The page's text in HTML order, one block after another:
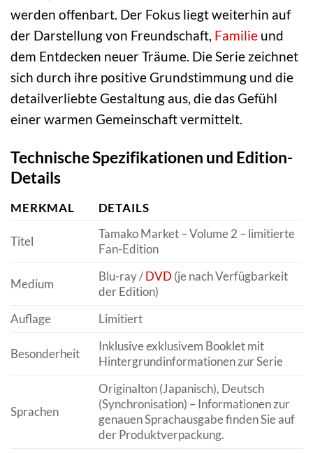
werden offenbart. Der Fokus liegt weiterhin auf
der Darstellung von Freundschaft, Familie und
dem Entdecken neuer Träume. Die Serie zeichnet
sich durch ihre positive Grundstimmung und die
detailverliebte Gestaltung aus, die das Gefühl
einer warmen Gemeinschaft vermittelt.
Technische Spezifikationen und Edition-
Details
MERKMAL DETAILS
Titel
Tamako Market – Volume 2 – limitierte
Fan-Edition
Medium
Blu-ray /DVD (je nach Verfügbarkeit
der Edition)
Auflage
Limitiert
Besonderheit
Inklusive exklusivem Booklet mit
Hintergrundinformationen zur Serie
Sprachen
Originalton (Japanisch), Deutsch
(Synchronisation) – Informationen zur
genauen Sprachausgabe finden Sie auf
der Produktverpackung.